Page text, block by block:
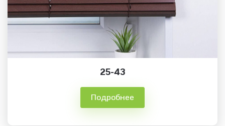
25-43
Подробнее